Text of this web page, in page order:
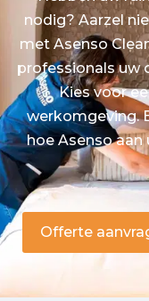
nodig? Aarzel
met Asenso
professionals uw
Kies voor
werkomgeving.
hoe Asenso
Offerte